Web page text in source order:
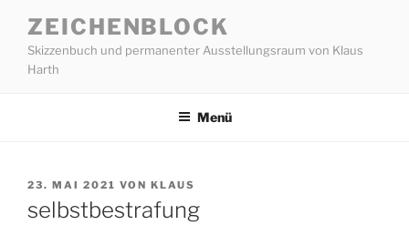
Inhalt
springen
ZEICHENBLOCK
Skizzenbuch und permanenter Ausstellungsraum von Klaus
Harth
Menü
VERÖFFENTLICHT
23. MAI 2021 VON KLAUS
selbstbestrafung